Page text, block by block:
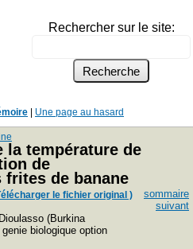
Rechercher sur le site:
Une page au hasard
la température de
de
frites de banane
le fichier original )
(Burkina
biologique option
sommaire
suivant